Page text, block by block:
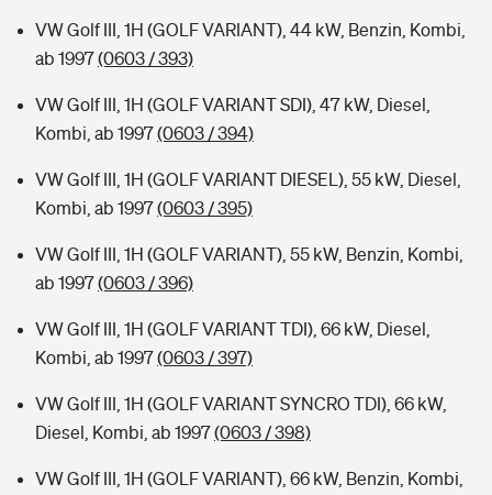
VW Golf III, 1H (GOLF VARIANT), 44 kW, Benzin, Kombi,
ab 1997(0603 / 393)
VW Golf III, 1H (GOLF VARIANT SDI), 47 kW, Diesel,
Kombi, ab 1997(0603 / 394)
VW Golf III, 1H (GOLF VARIANT DIESEL), 55 kW, Diesel,
Kombi, ab 1997(0603 / 395)
VW Golf III, 1H (GOLF VARIANT), 55 kW, Benzin, Kombi,
ab 1997(0603 / 396)
VW Golf III, 1H (GOLF VARIANT TDI), 66 kW, Diesel,
Kombi, ab 1997(0603 / 397)
VW Golf III, 1H (GOLF VARIANT SYNCRO TDI), 66 kW,
Diesel, Kombi, ab 1997(0603 / 398)
VW Golf III, 1H (GOLF VARIANT), 66 kW, Benzin, Kombi,